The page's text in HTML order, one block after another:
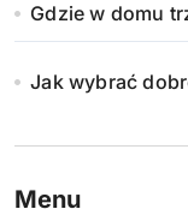
Gdzie w domu
Jak wybrać
Menu